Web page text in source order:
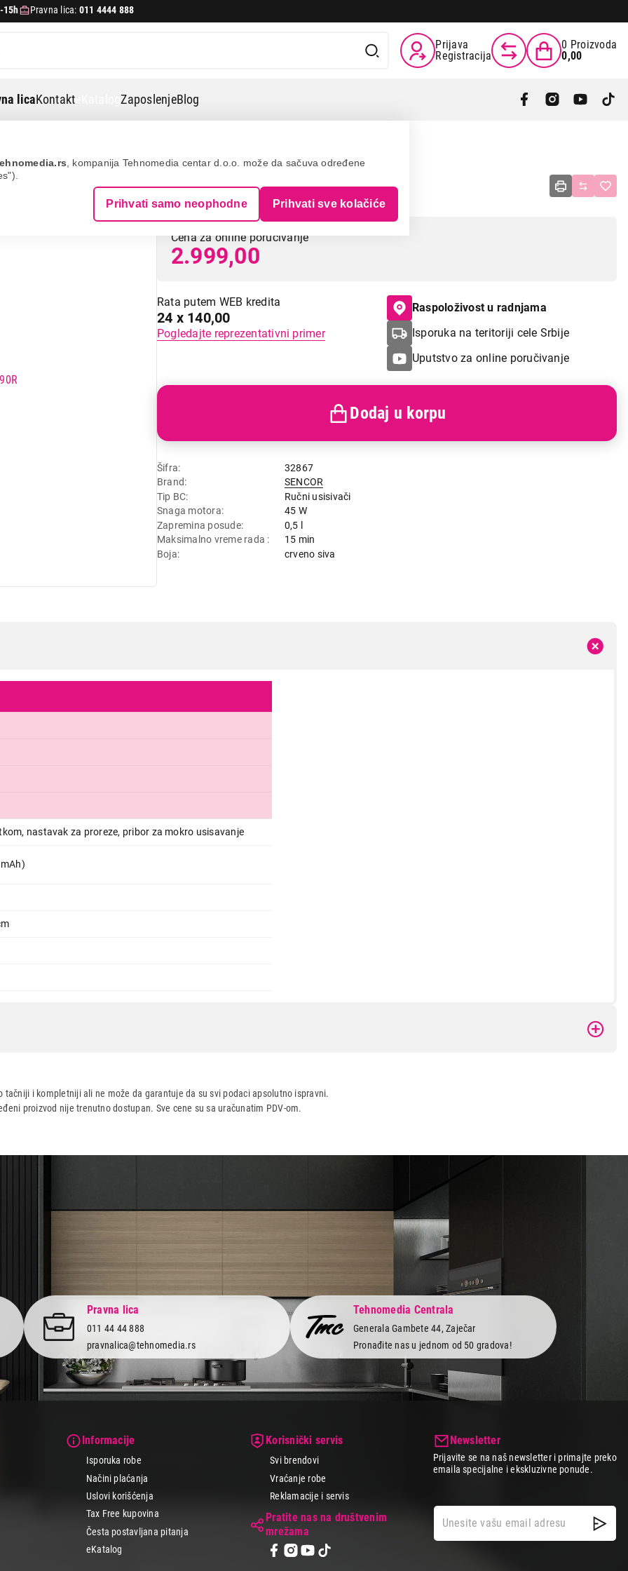
, kompanija Tehnomedia centar d.o.o. može da sačuva određene
Prihvati samo neophodne Prihvati sve kolačiće
15h Pravna lica: 011 4444 888
Prijava
Registracija
0 Proizvoda
0,00
licaKontakt eKatalogZaposlenjeBlog
SENCOR SVC190R
Cena za online poručivanje
2.999,00
Rata putem WEB kredita
24 x 140,00
Pogledajte reprezentativni primer
Raspoloživost u radnjama
Isporuka na teritoriji cele Srbije
Uputstvo za online poručivanje
Šifra
32867
Brand
SENCOR
Tip BC
Ručni usisivači
Snaga motora
45 W
Zapremina posude
0,5 l
Maksimalno vreme rada
15 min
Boja
crveno siva
Dodaj u korpu
nastavak za proreze, pribor za mokro usisavanje
i kompletniji ali ne može da garantuje da su svi podaci apsolutno ispravni.
proizvod nije trenutno dostupan. Sve cene su sa uračunatim PDV-om.
SENCOR SVC190R
Pravna lica
011 44 44 888
pravnalica@tehnomedia.rs
Tehnomedia Centrala
Generala Gambete 44, Zaječar
Pronađite nas u jednom od 50 gradova!
Informacije
Isporuka robe
Načini plaćanja
Uslovi korišćenja
Tax Free kupovina
Česta postavljana pitanja
eKatalog
Korisnički servis
Svi brendovi
Vraćanje robe
Reklamacije i servis
Pratite nas na društvenim
mrežama
Newsletter
Prijavite se na naš newsletter i primajte preko
emaila specijalne i ekskluzivne ponude.